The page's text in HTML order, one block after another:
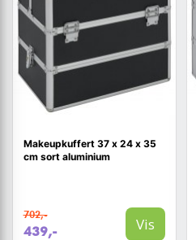
Makeupkuffert 37 x 24 x 35
cm sort aluminium
702,-
439,- Vis